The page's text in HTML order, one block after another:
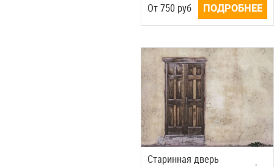
Oт750руб ПОДРОБНЕЕ
Старинная дверь